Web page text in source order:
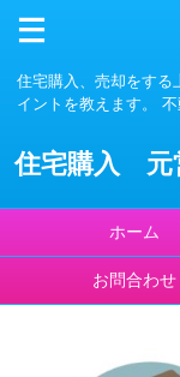
住宅購入、売却をする
イントを教えます。
住宅購入 元
ホーム
お問合わせ